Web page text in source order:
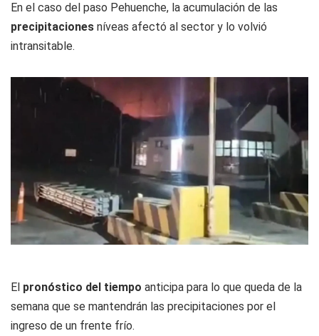
En el caso del paso Pehuenche, la acumulación de las
precipitaciones níveas afectó al sector y lo volvió
intransitable.
El pronóstico del tiempo anticipa para lo que queda de la
semana que se mantendrán las precipitaciones por el
ingreso de un frente frío.